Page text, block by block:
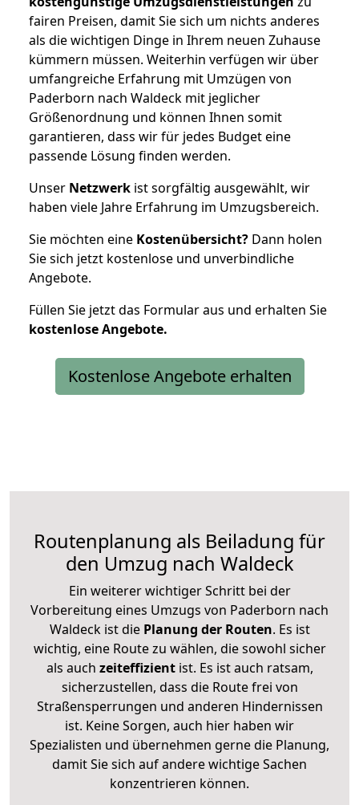
fairen Preisen, damit Sie sich um nichts anderes
als die wichtigen Dinge in Ihrem neuen Zuhause
kümmern müssen. Weiterhin verfügen wir über
umfangreiche Erfahrung mit Umzügen von
Paderborn nach Waldeck mit jeglicher
Größenordnung und können Ihnen somit
garantieren, dass wir für jedes Budget eine
passende Lösung finden werden.
Unser Netzwerk ist sorgfältig ausgewählt, wir
haben viele Jahre Erfahrung im Umzugsbereich.
Sie möchten eine Kostenübersicht? Dann holen
Sie sich jetzt kostenlose und unverbindliche
Angebote.
Füllen Sie jetzt das Formular aus und erhalten Sie
kostenloseAngebote.
Kostenlose Angebote erhalten
Routenplanung als Beiladung für
den Umzug nach Waldeck
Ein weiterer wichtiger Schritt bei der
Vorbereitung eines Umzugs von Paderborn nach
Waldeck ist diePlanung der Routen. Es ist
wichtig, eine Route zu wählen, die sowohl sicher
als auch zeiteffizientist. Es ist auch ratsam,
sicherzustellen, dass die Route frei von
Straßensperrungen und anderen Hindernissen
ist. Keine Sorgen, auch hier haben wir
Spezialisten und übernehmen gerne die Planung,
damit Sie sich auf andere wichtige Sachen
konzentrieren können.